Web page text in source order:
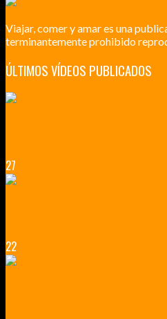
Viajar, comer y amar es una
terminantemente prohibido
ÚLTIMOS VÍDEOS PUBLICADOS
27
22